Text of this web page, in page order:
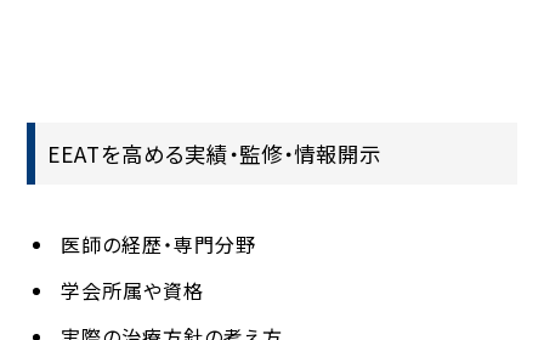
EEATを高める実績・監修・情報開示
医師の経歴・専門分野
学会所属や資格